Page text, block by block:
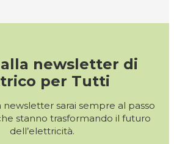
newsletter di
per Tutti
newsletter sarai sempre al passo
stanno trasformando il futuro
dell’elettricità.